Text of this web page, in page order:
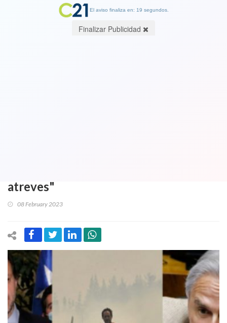
atreves"
08 February 2023
El aviso finaliza en: 19 segundos.
Finalizar Publicidad